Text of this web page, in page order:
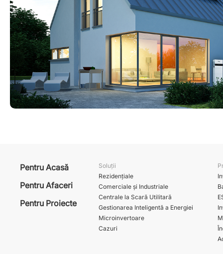
Pentru Acasă
Pentru Afaceri
Pentru Proiecte
Soluții
Rezidențiale
Comerciale și Industriale
Centrale la Scară Utilitară
Gestionarea Inteligentă a Energiei
Microinvertoare
Cazuri